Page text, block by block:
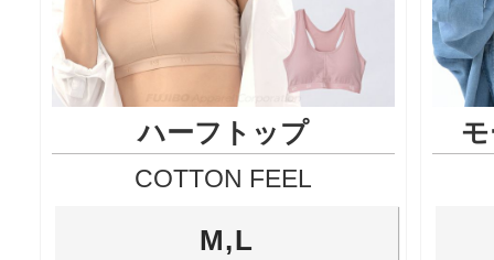
ハーフトップ
COTTON FEEL
M,L